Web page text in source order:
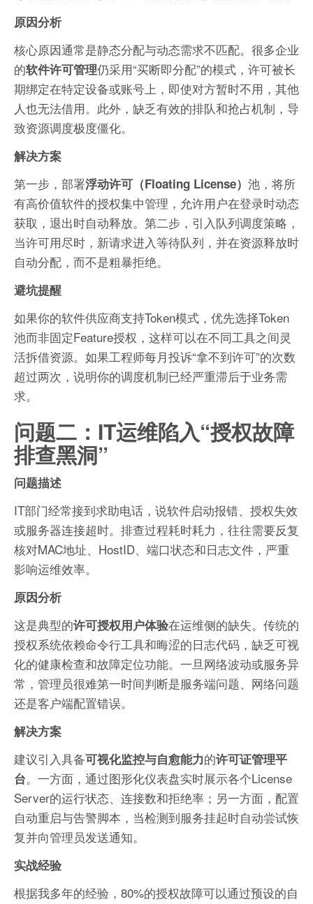
原因分析
核心原因通常是静态分配与动态需求不匹配。很多企业
的软件许可管理仍采用“买断即分配”的模式，许可被长
期绑定在特定设备或账号上，即使对方暂时不用，其他
人也无法借用。此外，缺乏有效的排队和抢占机制，导
致资源调度极度僵化。
解决方案
第一步，部署浮动许可（Floating License） 池，将所
有高价值软件的授权集中管理，允许用户在登录时动态
获取，退出时自动释放。第二步，引入队列调度策略，
当许可用尽时，新请求进入等待队列，并在资源释放时
自动分配，而不是粗暴拒绝。
避坑提醒
如果你的软件供应商支持Token模式，优先选择Token
池而非固定Feature授权，这样可以在不同工具之间灵
活拆借资源。如果工程师每月投诉“拿不到许可”的次数
超过两次，说明你的调度机制已经严重滞后于业务需
求。
问题二：IT运维陷入“授权故障
排查黑洞”
问题描述
IT部门经常接到求助电话，说软件启动报错、授权失效
或服务器连接超时。排查过程耗时耗力，往往需要反复
核对MAC地址、HostID、端口状态和日志文件，严重
影响运维效率。
原因分析
这是典型的许可授权用户体验在运维侧的缺失。传统的
授权系统依赖命令行工具和晦涩的日志代码，缺乏可视
化的健康检查和故障定位功能。一旦网络波动或服务异
常，管理员很难第一时间判断是服务端问题、网络问题
还是客户端配置错误。
解决方案
建议引入具备可视化监控与自愈能力的许可证管理平
台。一方面，通过图形化仪表盘实时展示各个License
Server的运行状态、连接数和拒绝率；另一方面，配置
自动重启与告警脚本，当检测到服务挂起时自动尝试恢
复并向管理员发送通知。
实战经验
根据我多年的经验，80%的授权故障可以通过预设的自